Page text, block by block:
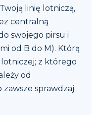
linię lotniczą,
centralną
swojego pirsu i
od B do M). Którą
lotniczej; z którego
od
sprawdzaj